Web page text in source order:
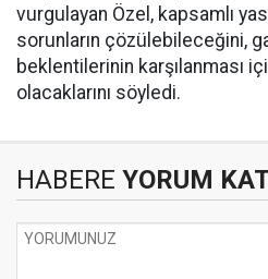
vurgulayan Özel, kapsamlı
sorunların çözülebileceğini,
beklentilerinin karşılanması
olacaklarını söyledi.
HABERE YORUM